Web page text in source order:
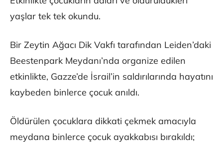
yaşlar tek tek okundu.
Bir Zeytin Ağacı Dik Vakfı tarafından Leiden’daki
Beestenpark Meydanı’nda organize edilen
etkinlikte, Gazze’de İsrail’in saldırılarında hayatını
kaybeden binlerce çocuk anıldı.
Öldürülen çocuklara dikkati çekmek amacıyla
meydana binlerce çocuk ayakkabısı bırakıldı;